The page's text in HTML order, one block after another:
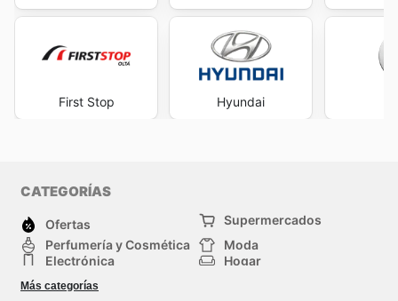
First Stop Hyundai
CATEGORÍAS
Ofertas
Supermercados
Perfumería y Cosmética
Moda
Electrónica
Hogar
Deporte
Juguetes y bebés
Más categorías